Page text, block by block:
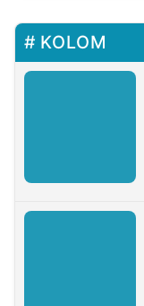
KOLOM